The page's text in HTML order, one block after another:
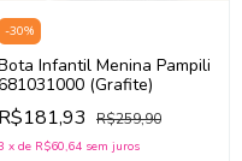
-30%
Infantil Menina Pampili
(Grafite)
R$181,93 R$259,90
x de R$60,64 sem juros